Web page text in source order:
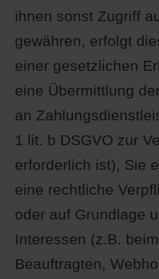
ihnen sonst Zugriff
gewähren, erfolgt
einer gesetzlichen
eine Übermittlung
an
1 lit. b DSGVO zur
erforderlich ist), Sie
eine rechtliche
oder auf Grundlage
Interessen (z.B.
Beauftragten,